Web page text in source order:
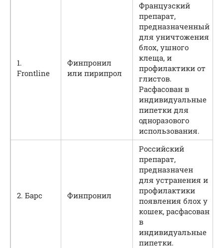
1.
Frontline
Финпронил
или пирипрол
Французский
препарат,
предназначенный
для уничтожения
блох, ушного
клеща, и
профилактики от
глистов.
Расфасован в
индивидуальные
пипетки для
одноразового
использования.
2. Барс Финпронил
Российский
препарат,
предназначен
для устранения и
профилактики
появления блох у
кошек, расфасован
в
индивидуальные
пипетки.